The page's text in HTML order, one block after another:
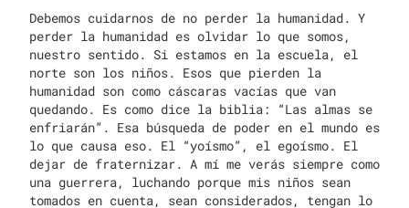
Debemos cuidarnos de no perder la humanidad. Y
perder la humanidad es olvidar lo que somos,
nuestro sentido. Si estamos en la escuela, el
norte son los niños. Esos que pierden la
humanidad son como cáscaras vacías que van
quedando. Es como dice la biblia: “Las almas se
enfriarán”. Esa búsqueda de poder en el mundo es
lo que causa eso. El “yoísmo”, el egoísmo. El
dejar de fraternizar. A mí me verás siempre como
una guerrera, luchando porque mis niños sean
tomados en cuenta, sean considerados, tengan lo